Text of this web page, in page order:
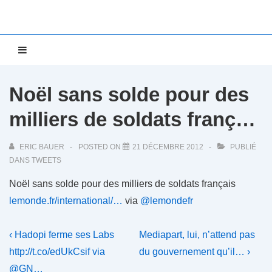
Noël sans solde pour des
milliers de soldats franç…
ERIC BAUER POSTED ON 21 DÉCEMBRE 2012
PUBLIÉ
DANS TWEETS
Noël sans solde pour des milliers de soldats français
lemonde.fr/international/… via @lemondefr
Navigation
de
Previous
Post
is
‹ Hadopi ferme ses Labs
http://t.co/edUkCsif via
@GN…
Next
Post
Mediapart, lui, n’attend pas
du gouvernement qu’il… ›